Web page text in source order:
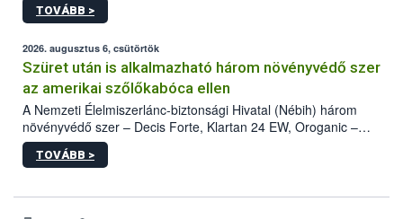
kártevőt nem csak színcsapdában találták meg, de már fertőzött
az intenzív felderítést, emellett az intézkedéseket a szlovák
hatósággal is összehangolják a terjedés megállítása érdekében.
TOVÁBB >
2026. augusztus 6, csütörtök
Szüret után is alkalmazható három növényvédő szer
az amerikai szőlőkabóca ellen
A Nemzeti Élelmiszerlánc-biztonsági Hivatal (Nébih) három
növényvédő szer – Decis Forte, Klartan 24 EW, Oroganic –
engedélyokiratát módosította, így azok a szüretet követően,
egészen a vesszőérettség (BBCH 91) stádiumáig
érésű szőlőkben is legyen lehetőség a károsító elleni további
TOVÁBB >